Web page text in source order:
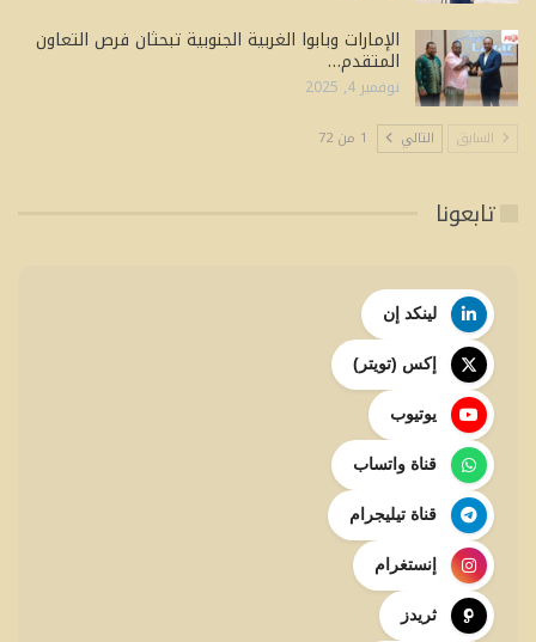
الإمارات وبابوا الغربية الجنوبية تبحثان فرص التعاون
المتقدم…
نوفمبر 4, 2025
السابق التالي 1 من 72
تابعونا
لينكد إن
إكس (تويتر)
يوتيوب
قناة واتساب
قناة تيليجرام
إنستغرام
ثريدز